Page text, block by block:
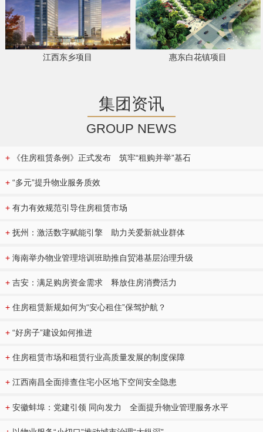
江西东乡项目 惠东白花镇项目
集团资讯
GROUP NEWS
+ 《住房租赁条例》正式发布 筑牢“租购并举”基石
+ “多元”提升物业服务质效
+ 有力有效规范引导住房租赁市场
+ 抚州：激活数字赋能引擎 助力关爱新就业群体
+ 海南举办物业管理培训班助推自贸港基层治理升级
+ 吉安：满足购房资金需求 释放住房消费活力
+ 住房租赁新规如何为“安心租住”保驾护航？
+ “好房子”建设如何推进
+ 住房租赁市场和租赁行业高质量发展的制度保障
+ 江西南昌全面排查住宅小区地下空间安全隐患
+ 安徽蚌埠：党建引领 同向发力 全面提升物业管理服务水平